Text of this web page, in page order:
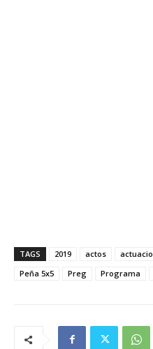
TAGS 2019 actos
Peña 5x5
Preg Programa